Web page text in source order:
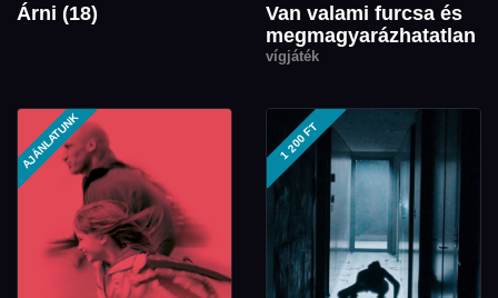
Árni (18)
Van valami furcsa és
megmagyarázhatatlan
vígjáték
AJÁNLATUNK 1 200 FT